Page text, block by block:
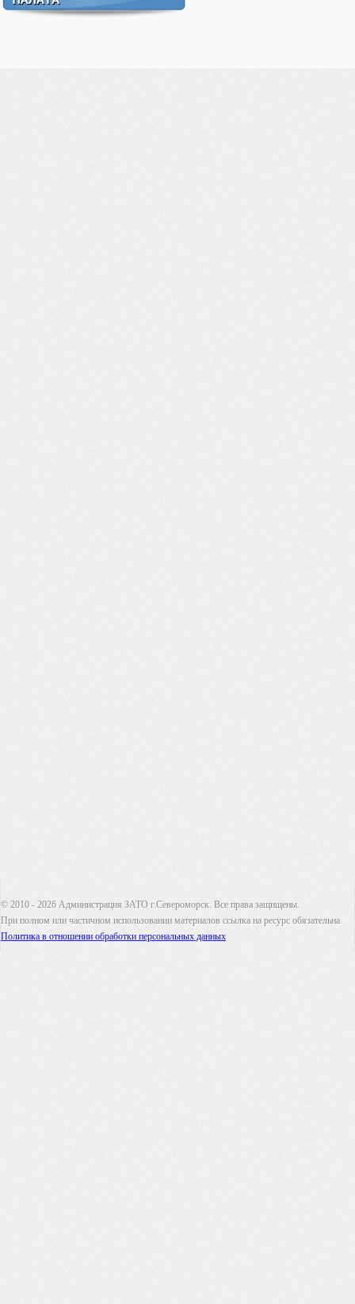
© 2010 - 2026 Администрация ЗАТО г.Североморск. Все права защищены.
При полном или частичном использовании материалов ссылка на ресурс обязательна
Политика в отношении обработки персональных данных